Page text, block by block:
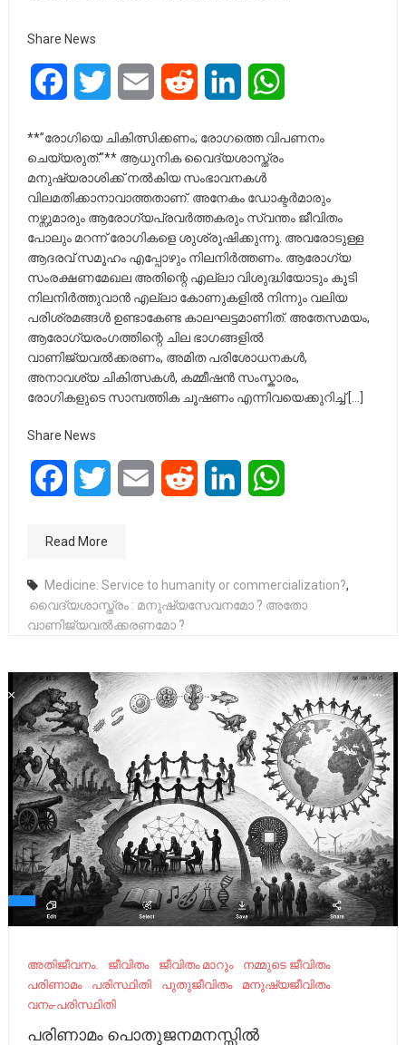
Share News
FacebookTwitter Email Reddit LinkedIn
**”രോഗിയെ ചികിത്സിക്കണം; രോഗത്തെ വിപണനം
ചെയ്യരുത്.”** ആധുനിക വൈദ്യശാസ്ത്രം
മനുഷ്യരാശിക്ക് നൽകിയ സംഭാവനകൾ
വിലമതിക്കാനാവാത്തതാണ്. അനേകം ഡോക്ടർമാരും
നഴ്സുമാരും ആരോഗ്യപ്രവർത്തകരും സ്വന്തം ജീവിതം
പോലും മറന്ന് രോഗികളെ ശുശ്രൂഷിക്കുന്നു. അവരോടുള്ള
ആദരവ് സമൂഹം എപ്പോഴും നിലനിർത്തണം. ആരോഗ്യ
സംരക്ഷണമേഖല അതിന്റെ എല്ലാ വിശുദ്ധിയോടും കൂടി
നിലനിർത്തുവാൻ എല്ലാ കോണുകളിൽ നിന്നും വലിയ
പരിശ്രമങ്ങൾ ഉണ്ടാകേണ്ട കാലഘട്ടമാണിത്. അതേസമയം,
ആരോഗ്യരംഗത്തിന്റെ ചില ഭാഗങ്ങളിൽ
വാണിജ്യവൽക്കരണം, അമിത പരിശോധനകൾ,
അനാവശ്യ ചികിത്സകൾ, കമ്മീഷൻ സംസ്കാരം,
രോഗികളുടെ സാമ്പത്തിക ചൂഷണം എന്നിവയെക്കുറിച്ച് […]
Share News
FacebookTwitter Email Reddit LinkedIn
Read More
Medicine: Service to humanity or commercialization?,
വൈദ്യശാസ്ത്രം : മനുഷ്യസേവനമോ ? അതോ
വാണിജ്യവൽക്കരണമോ ?
അതിജീവനം. ജീവിതം ജീവിതം മാറും
നമ്മുടെ ജീവിതം
പരിണാമം
പരിസ്ഥിതി പുതുജീവിതം
മനുഷ്യജീവിതം
വനം-പരിസ്ഥിതി
പരിണാമം പൊതുജനമനസ്സിൽ